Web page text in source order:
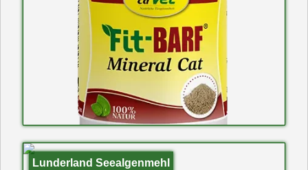
Lunderland Seealgenmehl